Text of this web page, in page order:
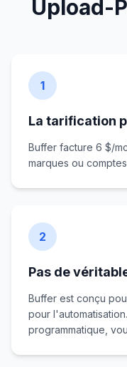
Upload-
1
La tarification
Buffer facture 6 $/
marques ou
2
Pas de
Buffer est conçu
pour
programmatique,